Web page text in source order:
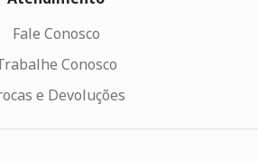
Fale Conosco
Conosco
e Devoluções